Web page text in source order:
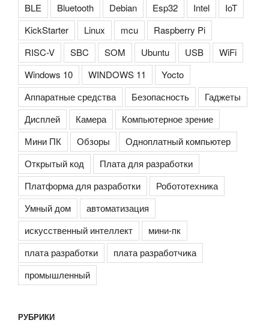
BLE
Bluetooth Debian Esp32 Intel
IoT
KickStarter
Linux mcu
Raspberry Pi
RISC-V
SBC SOM Ubuntu USB
WiFi
Windows 10
WINDOWS 11
Yocto
Аппаратные средства
Безопасность
Гаджеты
Дисплей
Камера
Компьютерное зрение
Мини ПК
Обзоры
Одноплатный компьютер
Открытый код
Плата для разработки
Платформа для разработки
Робототехника
Умный дом
автоматизация
искусственный интеллект
мини-пк
плата разработки
плата разработчика
промышленный
РУБРИКИ